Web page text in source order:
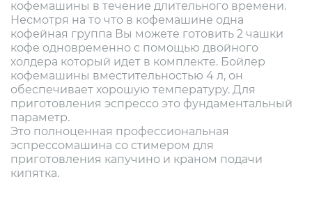
кофемашины в течение длительного времени.
Несмотря на то что в кофемашине одна
кофейная группа Вы можете готовить 2 чашки
кофе одновременно с помощью двойного
холдера который идет в комплекте. Бойлер
кофемашины вместительностью 4 л, он
обеспечивает хорошую температуру. Для
приготовления эспрессо это фундаментальный
параметр.
Это полноценная профессиональная
эспрессомашина со стимером для
приготовления капучино и краном подачи
кипятка.